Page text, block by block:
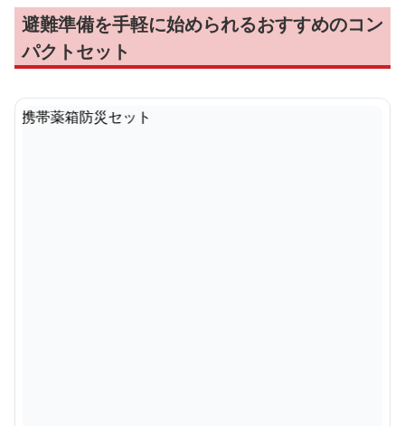
避難準備を手軽に始められるおすすめのコン
パクトセット